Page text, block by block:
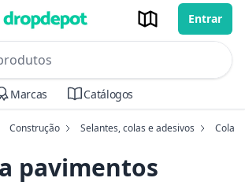
Entrar
no header
Marcas Catálogos
Construção Selantes, colas e adesivos Cola
pavimentos